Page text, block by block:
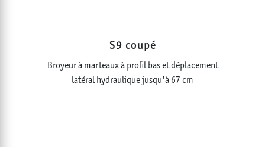
S9 coupé
Broyeur à marteaux à profil bas et déplacement
latéral hydraulique jusqu'à 67 cm